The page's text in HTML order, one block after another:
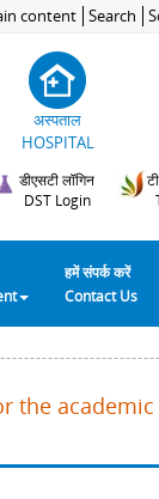
content Search
अस्पताल
HOSPITAL
डीएसटी लॉगिन
DST Login
हमें संपर्क करें
Contact Us
the academic